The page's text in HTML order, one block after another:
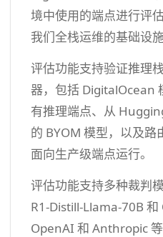
境中使用的端点进行评
我们全栈运维的基础设施
评估功能支持验证推理
器，包括 DigitalOcean
有推理端点、从
的 BYOM 模型，以及路
面向生产级端点运行。
评估功能支持多种裁判
R1-Distill-Llama-70B
OpenAI 和 Anthropic